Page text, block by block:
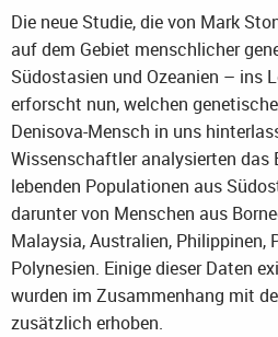
Die neue Studie, die von Mark
auf dem Gebiet menschlicher
Südostasien und Ozeanien – ins
erforscht nun, welchen
Denisova-Mensch in uns
Wissenschaftler analysierten das
lebenden Populationen aus
darunter von Menschen aus
Malaysia, Australien, Philippinen,
Polynesien. Einige dieser Daten
wurden im Zusammenhang mit
zusätzlich erhoben.